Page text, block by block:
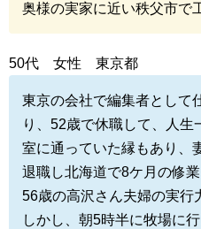
奥様の実家に近い秩父市で
50代 女性 東京都
東京の会社で編集者として
り、52歳で休職して、人
室に通っていた縁もあり、
退職し北海道で8ケ月の修
56歳の高沢さん夫婦の実行
しかし、朝5時半に牧場に